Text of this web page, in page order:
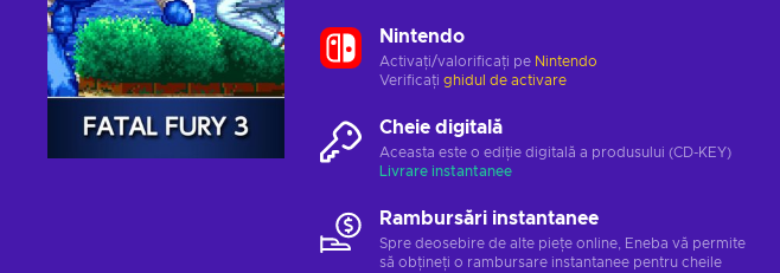
Nintendo
Activați/valorificați pe Nintendo
Verificați ghidul de activare
Cheie digitală
Aceasta este o ediție digitală a produsului (CD-KEY)
Livrare instantanee
Rambursări instantanee
Spre deosebire de alte piețe online, Eneba vă permite
să obțineți o rambursare instantanee pentru cheile